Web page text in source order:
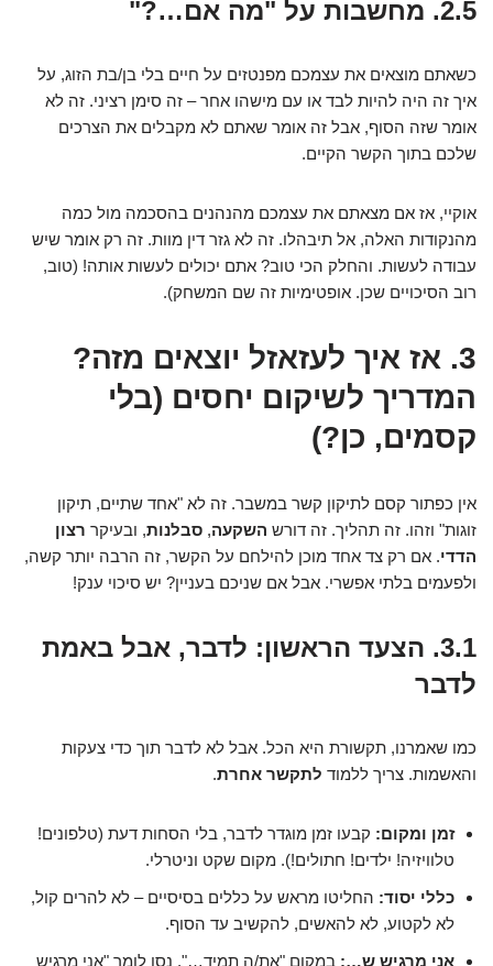
2.5. מחשבות על "מה אם…?"
כשאתם מוצאים את עצמכם מפנטזים על חיים בלי בן/בת הזוג, על
איך זה היה להיות לבד או עם מישהו אחר – זה סימן רציני. זה לא
אומר שזה הסוף, אבל זה אומר שאתם לא מקבלים את הצרכים
שלכם בתוך הקשר הקיים.
אוקיי, אז אם מצאתם את עצמכם מהנהנים בהסכמה מול כמה
מהנקודות האלה, אל תיבהלו. זה לא גזר דין מוות. זה רק אומר שיש
עבודה לעשות. והחלק הכי טוב? אתם יכולים לעשות אותה! (טוב,
רוב הסיכויים שכן. אופטימיות זה שם המשחק).
3. אז איך לעזאזל יוצאים מזה?
המדריך לשיקום יחסים (בלי
קסמים, כן?)
אין כפתור קסם לתיקון קשר במשבר. זה לא "אחד שתיים, תיקון
זוגות" וזהו. זה תהליך. זה דורש השקעה, סבלנות, ובעיקר רצון
הדדי. אם רק צד אחד מוכן להילחם על הקשר, זה הרבה יותר קשה,
ולפעמים בלתי אפשרי. אבל אם שניכם בעניין? יש סיכוי ענק!
3.1. הצעד הראשון: לדבר, אבל באמת
לדבר
כמו שאמרנו, תקשורת היא הכל. אבל לא לדבר תוך כדי צעקות
והאשמות. צריך ללמוד לתקשר אחרת.
זמן ומקום: קבעו זמן מוגדר לדבר, בלי הסחות דעת (טלפונים!
טלוויזיה! ילדים! חתולים!). מקום שקט וניטרלי.
כללי יסוד: החליטו מראש על כללים בסיסיים – לא להרים קול,
לא לקטוע, לא להאשים, להקשיב עד הסוף.
אני מרגיש ש…: במקום "את/ה תמיד…", נסו לומר "אני מרגיש